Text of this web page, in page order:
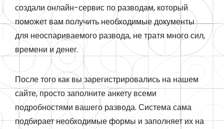
создали онлайн-сервис по разводам, который
поможет вам получить необходимые документы
для неоспариваемого развода, не тратя много сил,
времени и денег.
После того как вы зарегистрировались на нашем
сайте, просто заполните анкету всеми
подробностями вашего развода. Система сама
подбирает необходимые формы и заполняет их на